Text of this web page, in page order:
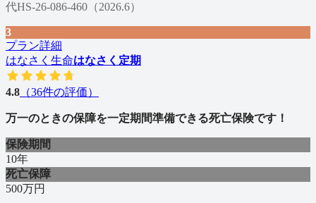
代HS-26-086-460（2026.6）
3
プラン詳細
はなさく生命はなさく定期
4.8 （36件の評価）
万一のときの保障を一定期間準備できる死亡保険です！
保険期間
10年
死亡保障
500万円